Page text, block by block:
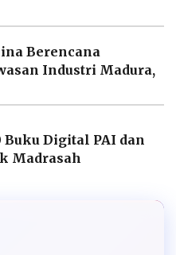
Berencana
Industri Madura,
Digital PAI dan
Madrasah